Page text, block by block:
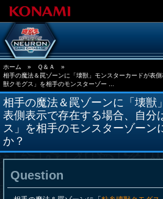
ホーム » Ｑ＆Ａ
»
相手の魔法＆罠ゾーンに「壊獣」モンスターカードが表
獣クモグス」を相手のモンスターゾー ...
相手の魔法＆罠ゾーンに「壊獣
表側表示で存在する場合、自分
ス」を相手のモンスターゾーン
か？
Question